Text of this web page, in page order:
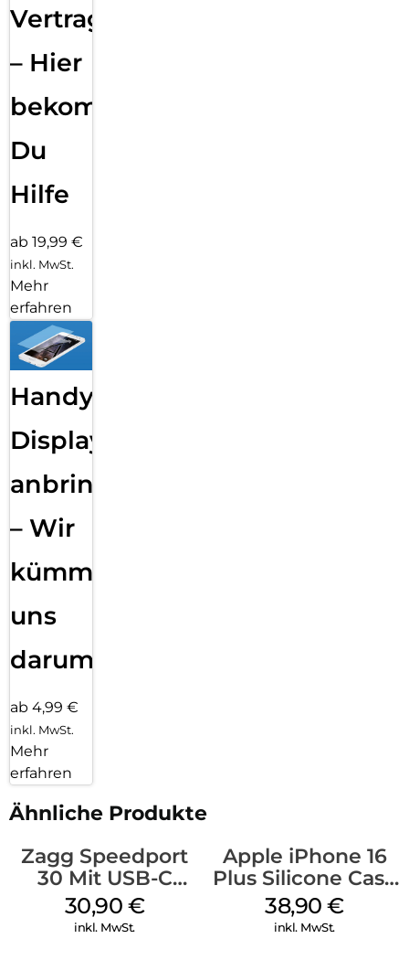
Vertragsabwicklung
– Hier
bekommst
Du
Hilfe
ab 19,99 €
inkl. MwSt.
Mehr
erfahren
Handy
Displayfolie
anbringen
– Wir
kümmern
uns
darum!
ab 4,99 €
inkl. MwSt.
Mehr
erfahren
Ähnliche Produkte
Zagg Speedport
30 Mit USB-C
Kabel Weiß
30,90 €
inkl. MwSt.
Apple iPhone 16
Plus Silicone Case
MagSafe Denim
38,90€
inkl. MwSt.